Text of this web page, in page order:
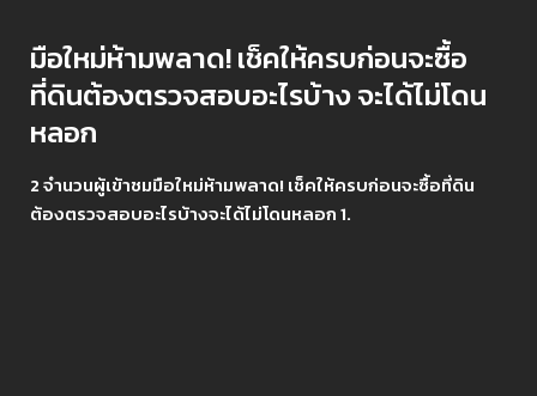
มือใหม่ห้ามพลาด! เช็คให้ครบก่อนจะซื้อ
ที่ดินต้องตรวจสอบอะไรบ้าง จะได้ไม่โดน
หลอก
2 จำนวนผู้เข้าชมมือใหม่ห้ามพลาด! เช็คให้ครบก่อนจะซื้อที่ดิน
ต้องตรวจสอบอะไรบ้างจะได้ไม่โดนหลอก 1.